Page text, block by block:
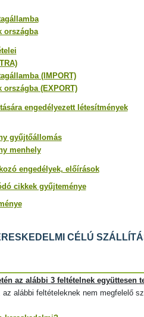
országba
(IMPORT)
(EXPORT)
engedélyezett létesítmények
gyűjtőállomás
menhely
engedélyek, előírások
cikkek gyűjteménye
CÉLÚ
az alábbi 3 feltételnek együttesen
alábbi feltételeknek nem megfelelő